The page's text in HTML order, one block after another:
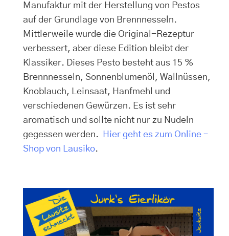
Manufaktur mit der Herstellung von Pestos
auf der Grundlage von Brennnesseln.
Mittlerweile wurde die Original-Rezeptur
verbessert, aber diese Edition bleibt der
Klassiker. Dieses Pesto besteht aus 15 %
Brennnesseln, Sonnenblumenöl, Wallnüssen,
Knoblauch, Leinsaat, Hanfmehl und
verschiedenen Gewürzen. Es ist sehr
aromatisch und sollte nicht nur zu Nudeln
gegessen werden.
Hier geht es zum Online –
Shop von Lausiko.